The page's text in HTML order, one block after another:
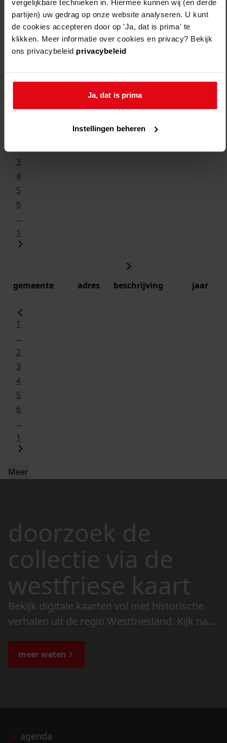
vergelijkbare technieken in. Hiermee kunnen wij (en derde
partijen) uw gedrag op onze website analyseren. U kunt
de cookies accepteren door op 'Ja, dat is prima' te
klikken. Meer informatie over cookies en privacy? Bekijk
ons privacybeleid privacybeleid
Ja, dat is prima
Instellingen beheren
3
4
5
6
...
1
gemeente adres beschrijving jaar
1
...
2
3
4
5
6
...
1
Meer
doorzoek de
collectie via de
westfriese kaart
Bekijk digitale kaarten vol met historische
verhalen uit de regio Westfriesland. Kijk naar
de bijzondere verhalen.
meer weten
agenda